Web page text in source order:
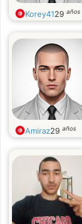
Korey4129 años
Amiraz29 años